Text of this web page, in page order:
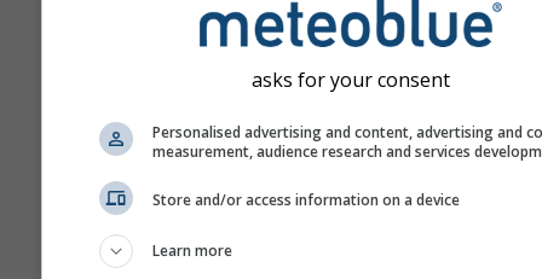
asks for your consent
Personalised advertising and content, advertising and
measurement, audience research and services
Store and/or access information on a device
Learn more